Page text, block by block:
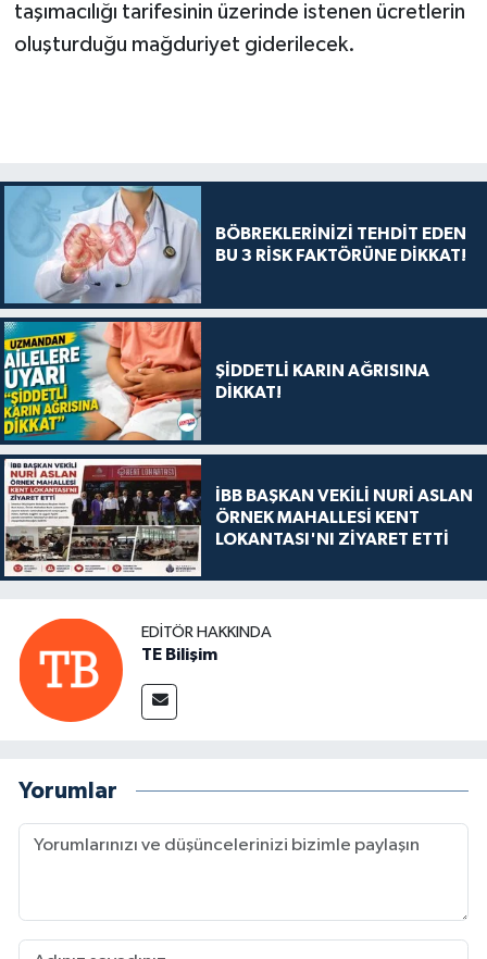
taşımacılığı tarifesinin üzerinde istenen ücretlerin
oluşturduğu mağduriyet giderilecek.
BÖBREKLERİNİZİ TEHDİT EDEN
BU 3 RİSK FAKTÖRÜNE DİKKAT!
ŞİDDETLİ KARIN AĞRISINA
DİKKAT!
İBB BAŞKAN VEKİLİ NURİ ASLAN
ÖRNEK MAHALLESİ KENT
LOKANTASI'NI ZİYARET ETTİ
EDITÖR HAKKINDA
TE Bilişim
Yorumlar